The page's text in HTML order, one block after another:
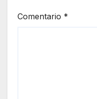
Comentario *